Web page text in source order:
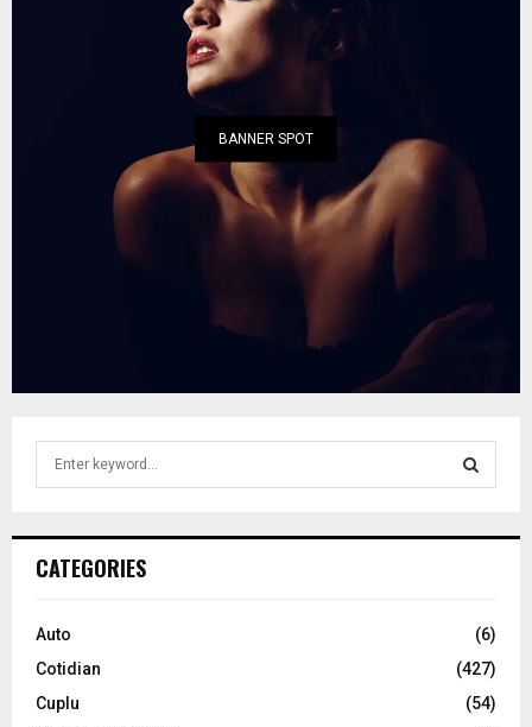
BANNER SPOT
h
o
:
C
CATEGORIES
Auto
(6)
Cotidian
(427)
Cuplu
(54)